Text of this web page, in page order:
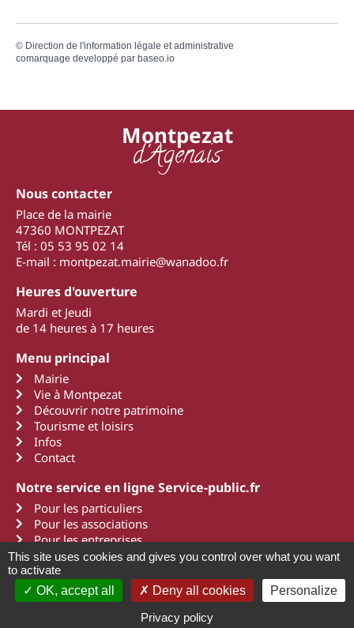
© Direction de l'information légale et administrative
comarquage developpé par baseo.io
Montpezat
d'Agenais
Nous contacter
Place de la mairie
47360 MONTPEZAT
Tél : 05 53 95 02 14
E-mail : montpezat.mairie@wanadoo.fr
Heures d'ouverture
Mardi et Jeudi
de 14 heures à 17 heures
Menu principal
Mairie
Vie à Montpezat
Découvrir notre patrimoine
Tourisme et loisirs
Infos
Contact
Notre service en ligne Service-public.fr
Pour les particuliers
Pour les associations
Pour les entreprises
2011 - 2022 Montpezat d'AgenaisMentions légales
Une création Art Média Communication
This site uses cookies and gives you control over what you want
to activate
OK, accept all
Deny all cookies
Personalize
Privacy policy